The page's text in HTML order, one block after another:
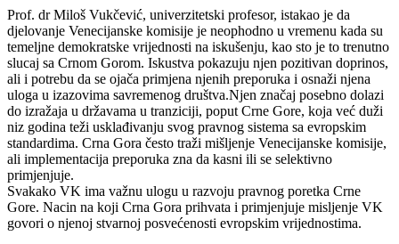
Prof. dr Miloš Vukčević, univerzitetski profesor, istakao je da
djelovanje Venecijanske komisije je neophodno u vremenu kada su
temeljne demokratske vrijednosti na iskušenju, kao sto je to trenutno
slucaj sa Crnom Gorom. Iskustva pokazuju njen pozitivan doprinos,
ali i potrebu da se ojača primjena njenih preporuka i osnaži njena
uloga u izazovima savremenog društva.Njen značaj posebno dolazi
do izražaja u državama u tranziciji, poput Crne Gore, koja već duži
niz godina teži usklađivanju svog pravnog sistema sa evropskim
standardima. Crna Gora često traži mišljenje Venecijanske komisije,
ali implementacija preporuka zna da kasni ili se selektivno
primjenjuje.
Svakako VK ima važnu ulogu u razvoju pravnog poretka Crne
Gore. Nacin na koji Crna Gora prihvata i primjenjuje misljenje VK
govori o njenoj stvarnoj posvećenosti evropskim vrijednostima.